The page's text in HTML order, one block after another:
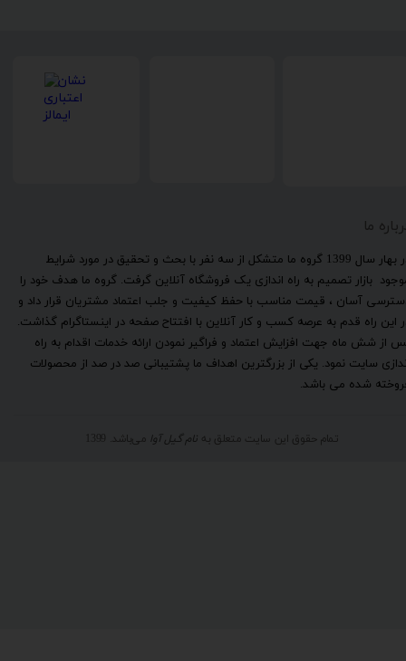
ما
​در بهار سال 1399 گروه ما متشکل از سه نفر با بحث و تحقیق در مورد شرایط
بازار تصمیم به راه اندازی یک فروشگاه آنلاین گرفت. گروه ما هدف خود را
آسان ، قیمت مناسب با حفظ کیفیت و جلب اعتماد مشتریان قرار داد و
این راه قدم به عرصه کسب و کار آنلاین با افتتاح صفحه در اینستاگرام گذاشت.
از شش ماه جهت افزایش اعتماد و فراگیر نمودن ارائه خدمات اقدام به راه
سایت نمود. یکی از بزرگترین اهداف ما پشتیبانی صد در صد از محصولات
شده می باشد.
تمام حقوق این سایت متعلق به نام گیل آوا می‌باشد. 1399